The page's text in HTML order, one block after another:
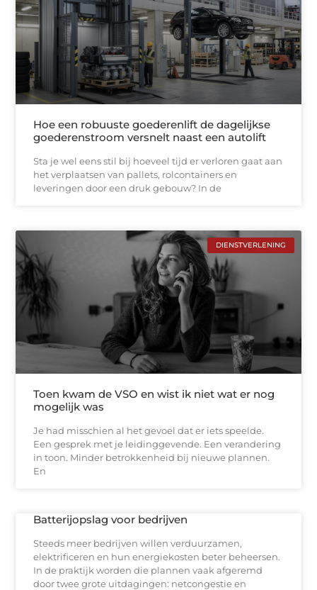
Hoe een robuuste goederenlift de dagelijkse
goederenstroom versnelt naast een autolift
Sta je wel eens stil bij hoeveel tijd er verloren gaat aan
het verplaatsen van pallets, rolcontainers en
leveringen door een druk gebouw? In de
DIENSTVERLENING
Toen kwam de VSO en wist ik niet wat er nog
mogelijk was
Je had misschien al het gevoel dat er iets speelde.
Een gesprek met je leidinggevende. Een verandering
in toon. Minder betrokkenheid bij nieuwe plannen.
En
Batterijopslag voor bedrijven
Steeds meer bedrijven willen verduurzamen,
elektrificeren en hun energiekosten beter beheersen.
In de praktijk worden die plannen vaak afgeremd
door twee grote uitdagingen: netcongestie en